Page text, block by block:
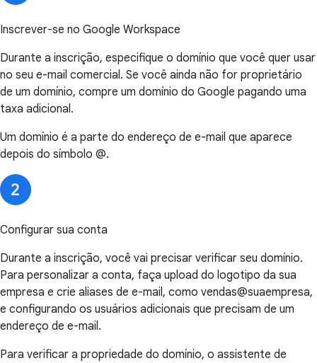
Inscrever-se no Google Workspace
Durante a inscrição, especifique o domínio que você quer usar
no seu e-mail comercial. Se você ainda não for proprietário
de um domínio, compre um domínio do Google pagando uma
taxa adicional.
Um domínio é a parte do endereço de e-mail que aparece
depois do símbolo @.
Configurar sua conta
Durante a inscrição, você vai precisar verificar seu domínio.
Para personalizar a conta, faça upload do logotipo da sua
empresa e crie aliases de e-mail, como vendas@suaempresa,
e configurando os usuários adicionais que precisam de um
endereço de e-mail.
Para verificar a propriedade do domínio, o assistente de